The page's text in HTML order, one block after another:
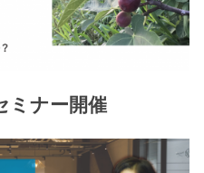
ミナー開催